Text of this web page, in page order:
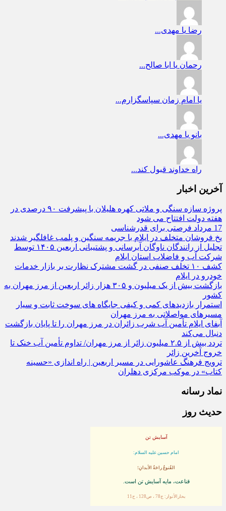
رضا یا مهدی...
رحمان یا ابا صالح...
یا امام زمان سپاسگزارم...
بانو یا مهدی...
راه خداوند قبول کند...
آخرین اخبار
پروژه سازه سنگی و ملاتی کهره هلیلان با پیشرفت ۹۰ درصدی در
هفته دولت افتتاح می شود
17 مرداد فرصتی برای قدرشناسی
یخ‌ فروشان متخلف در ایلام با جریمه سنگین و پلمب غافلگیر شدند
تجلیل از رانندگان ناوگان آبرسانی و پشتیبانی اربعین ۱۴۰۵ توسط
شرکت آب و فاضلاب استان ایلام
کشف ۱۰ تخلف صنفی در گشت مشترک نظارت بر بازار خدمات
خودرو در ایلام
بازگشت بیش از یک میلیون و ۳۰۵ هزار زائر اربعین از مرز مهران به
کشور
استمرار بازدیدهای کمی و کیفی جایگاه‌ های سوخت ثابت و سیار
مسیرهای مواصلاتی به مرز مهران
آبفای ایلام تأمین آب شرب زائران در مرز مهران را تا پایان بازگشت
دنبال می‌کند
تردد بیش از ۲.۵ میلیون زائر از مرز مهران/ تداوم تأمین آب خنک تا
خروج آخرین زائر
ترویج فرهنگ عاشورایی در مسیر اربعین | راه‌ اندازی «حسینه
کتاب» در موکب مرکزی دهلران
نماد رسانه
حدیث روز
آسایش تن
امام حسین علیه السلام:
القُنوعُ راحَةُ الأبدانِ؛
قناعت، مايه آسايش تن است.
بحارالأنوار: ج78 ، ص128 ، ح11